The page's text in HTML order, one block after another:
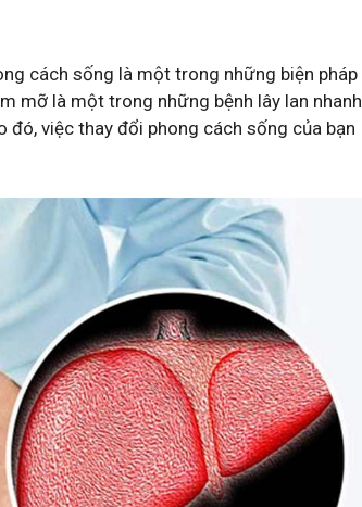
cách sống là một trong những biện pháp
mỡ là một trong những bệnh lây lan nhanh
việc thay đổi phong cách sống của bạn